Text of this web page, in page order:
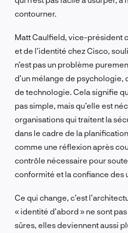
contourner.
Matt Caulfield, vice-président
et de l’identité chez Cisco,
n’est pas un problème
d’un mélange de
de technologie. Cela signifie
pas simple, mais qu’elle est
organisations qui traitent la
dans le cadre de la
comme une réflexion après
contrôle nécessaire pour
conformité et la confiance des
Ce qui change, c’est
« identité d’abord » ne sont
sûres, elles deviennent aussi